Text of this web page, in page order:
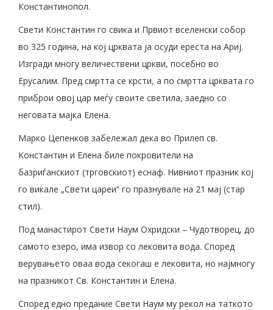
Константинопол.
Свети Константин го свика и Првиот вселенски собор
во 325 година, на кој црквата ја осуди ереста на Ариј.
Изгради многу величествени цркви, посебно во
Ерусалим. Пред смртта се крсти, а по смртта црквата го
приброи овој цар меѓу своите светила, заедно со
неговата мајка Елена.
Марко Цепенков забележал дека во Прилеп св.
Константин и Елена биле покровители на
базриѓанскиот (трговскиот) еснаф. Нивниот празник кој
го викале „Свети цареи“ го празнувале на 21 мај (стар
стил).
Под манастирот Свети Наум Охридски – Чудотворец, до
самото езеро, има извор со лековита вода. Според
верувањето оваа вода секогаш е лековита, но најмногу
на празникот Св. Константин и Елена.
Според едно предание Свети Наум му рекол на таткото